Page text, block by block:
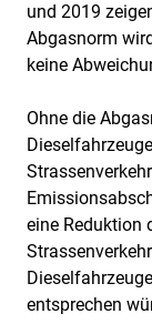
und 2019
Abgasnorm
keine
Ohne die
eine Reduktion
entsprechen